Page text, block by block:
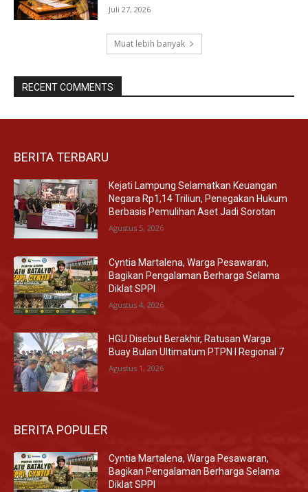
Juli 27, 2026
Muat lebih banyak
RECENT COMMENTS
BERITA TERBARU
Kejati Lampung Selamatkan Keuangan
Negara Rp1,14 Triliun, Penegakan Hukum
Berbasis Pemulihan Aset Jadi Sorotan
Agustus 5, 2026
Cyntia Martalena, Warga Pesawaran,
Bagikan Pengalaman Berharga Selama
Diklat SPPI
Agustus 4, 2026
HGU Disebut Berakhir, Ratusan Warga
Buay Bulan Ultimatum PTPN I Regional 7
Agustus 1, 2026
BERITA POPULER
Cyntia Martalena, Warga Pesawaran,
Bagikan Pengalaman Berharga Selama
Diklat SPPI